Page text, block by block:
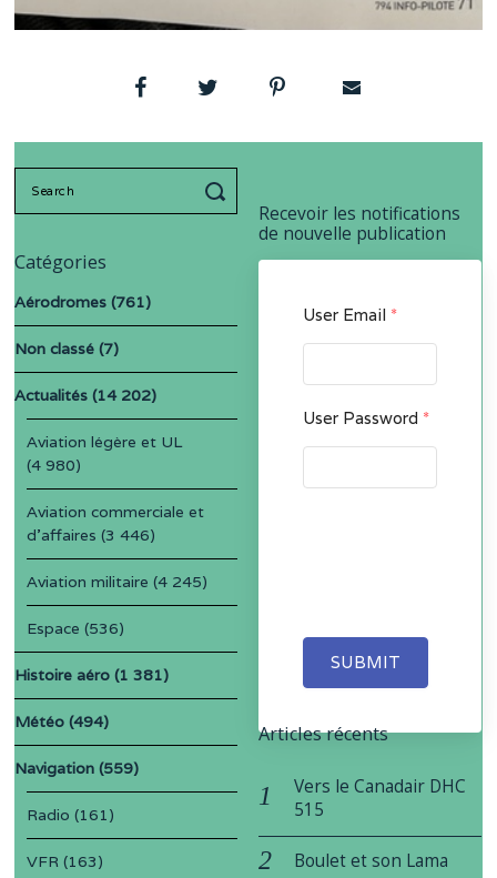
Recevoir les notifications
de nouvelle publication
User Email *
User Password *
SUBMIT
Catégories
Aérodromes (761)
Non classé (7)
Actualités (14 202)
Aviation légère et UL
(4 980)
Aviation commerciale et
d'affaires (3 446)
Aviation militaire (4 245)
Espace (536)
Histoire aéro (1 381)
Météo (494)
Navigation (559)
Radio (161)
VFR (163)
Articles récents
Vers le Canadair DHC
515
Boulet et son Lama